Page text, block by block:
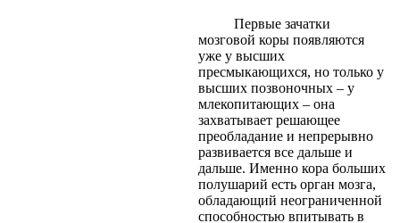
Первые зачатки
мозговой коры появляются
уже у высших
пресмыкающихся, но только у
высших позвоночных – у
млекопитающих – она
захватывает решающее
преобладание и непрерывно
развивается все дальше и
дальше. Именно кора больших
полушарий есть орган мозга,
обладающий неограниченной
способностью впитывать в